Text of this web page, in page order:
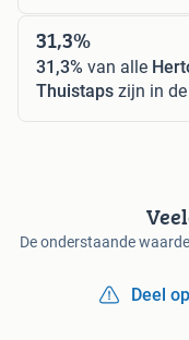
31,3%
31,3% van alle
Thuistaps zijn in
De onderstaande
Deel